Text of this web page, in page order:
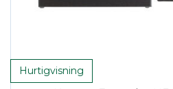
Hurtigvisning